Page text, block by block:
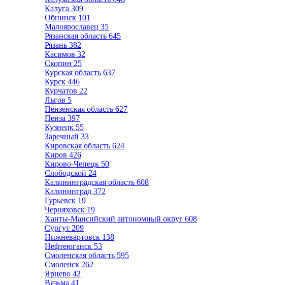
Калуга 309
Обнинск 101
Малоярославец 35
Рязанская область 645
Рязань 382
Касимов 32
Скопин 25
Курская область 637
Курск 446
Курчатов 22
Льгов 5
Пензенская область 627
Пенза 397
Кузнецк 55
Заречный 33
Кировская область 624
Киров 426
Кирово-Чепецк 50
Слободской 24
Калининградская область 608
Калининград 372
Гурьевск 19
Черняховск 19
Ханты-Мансийский автономный округ 608
Сургут 209
Нижневартовск 138
Нефтеюганск 53
Смоленская область 595
Смоленск 262
Ярцево 42
Вязьма 41